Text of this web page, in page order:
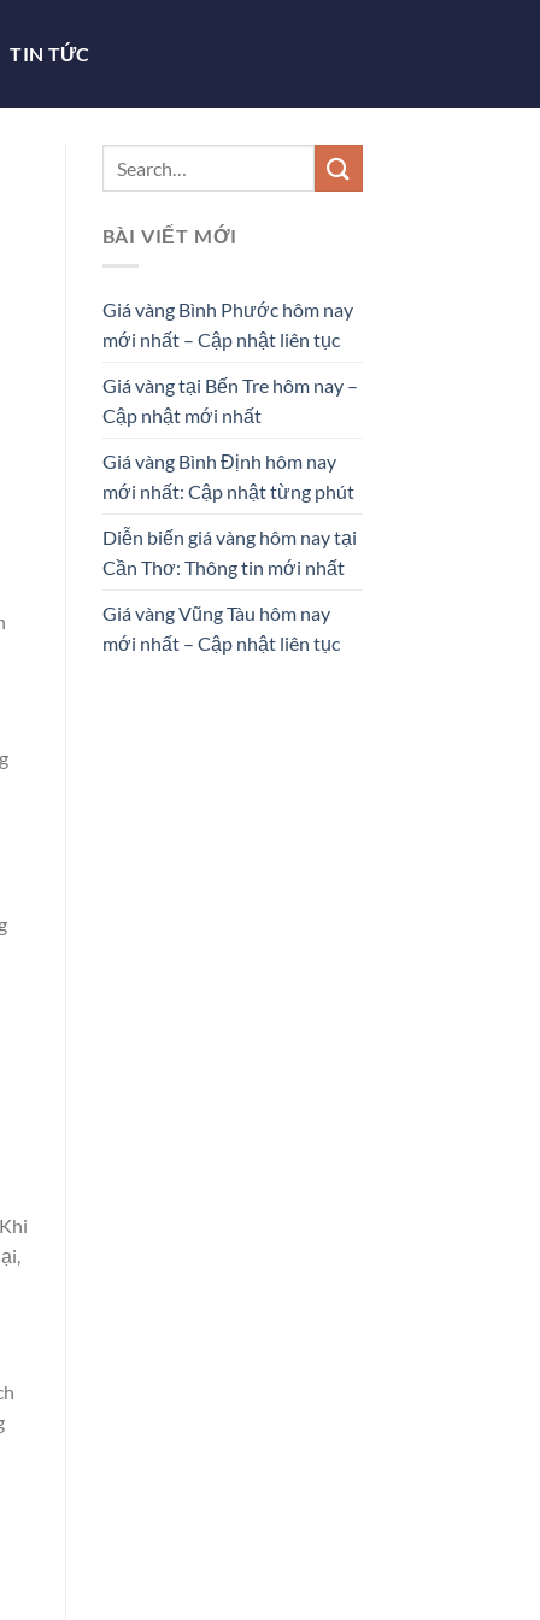
TIN TỨC
BÀI VIẾT MỚI
Giá vàng Bình Phước hôm nay
mới nhất – Cập nhật liên tục
Giá vàng tại Bến Tre hôm nay –
Cập nhật mới nhất
Giá vàng Bình Định hôm nay
mới nhất: Cập nhật từng phút
Diễn biến giá vàng hôm nay tại
Cần Thơ: Thông tin mới nhất
Giá vàng Vũng Tàu hôm nay
mới nhất – Cập nhật liên tục